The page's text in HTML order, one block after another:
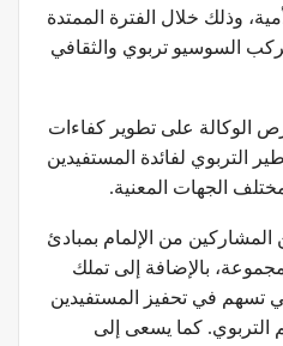
وذلك خلال الفترة الممتدة
19 ماي 2025 بالمركب السوسيو تربوي والثقافي
الوكالة على تطوير كفاءات
التربوي لفائدة المستفيدين
الجهات المعنية.
من الإلمام بمبادئ
بالإضافة إلى تملك
تسهم في تحفيز المستفيدين
التربوي. كما يسعى إلى